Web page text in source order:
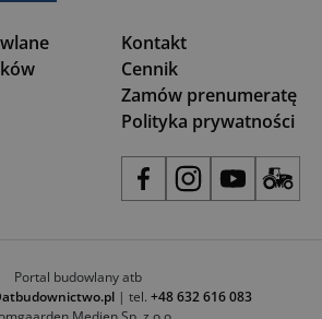
Kontakt
Cennik
Zamów prenumeratę
Polityka prywatności
Portal budowlany atb
| tel. +48 632 616 083